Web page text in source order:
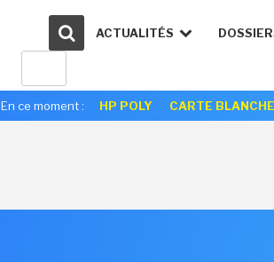
ACTUALITÉS
En ce moment : HP POLY CARTE BLANCHE